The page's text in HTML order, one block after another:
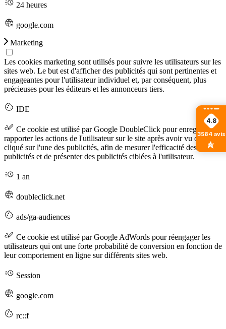
4.8
3584 avis
24 heures
google.com
Marketing
Les cookies marketing sont utilisés pour suivre les utilisateurs sur les
sites web. Le but est d'afficher des publicités qui sont pertinentes et
engageantes pour l'utilisateur individuel et, par conséquent, plus
précieuses pour les éditeurs et les annonceurs tiers.
IDE
Ce cookie est utilisé par Google DoubleClick pour enregistrer et
rapporter les actions de l'utilisateur sur le site après avoir vu ou
cliqué sur l'une des publicités, afin de mesurer l'efficacité des
publicités et de présenter des publicités ciblées à l'utilisateur.
1 an
doubleclick.net
ads/ga-audiences
Ce cookie est utilisé par Google AdWords pour réengager les
utilisateurs qui ont une forte probabilité de conversion en fonction de
leur comportement en ligne sur différents sites web.
Session
google.com
rc::f